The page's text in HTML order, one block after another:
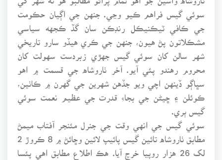
سوئي گيس فراهم ڪيو وڃي. جنهن جي اڳيان حڪومت
جي ڪافي ٽيڪنيڪل رنڊڪن سان گڏ ڪجهه سياسي
مشڪلاتون پڻ هيون، جنهن جي ڪري هيڏو سارو تاريخي
شهر سالن کان سوئي گيس جهڙي زبردست سهولت کان
محروم رهندو پئي آيو. آخر ٺاروشاه جي قسمت ۾ اهو
سڀاڳو ڏينهن اچي ويو جڏهن شهرين جي گهرن ۾ ڪاٺين،
ڪوئلن ۽ ڇيڻن جي بجاءِ قدرت جي عظيم نعمت سوئي
گيس ٻري.
سوئي گيس جي انهي وقت جي جنرل مئنجر آفتاب ميمڻ
مطابق ٺاروشاه تائين گيس پائيپ لائين وڇائڻ ۾ 8 ڪروڙ 2
لک 26 هزار روپيا خرچ آيا. هڪ اطلاع مطابق اهي پئسا